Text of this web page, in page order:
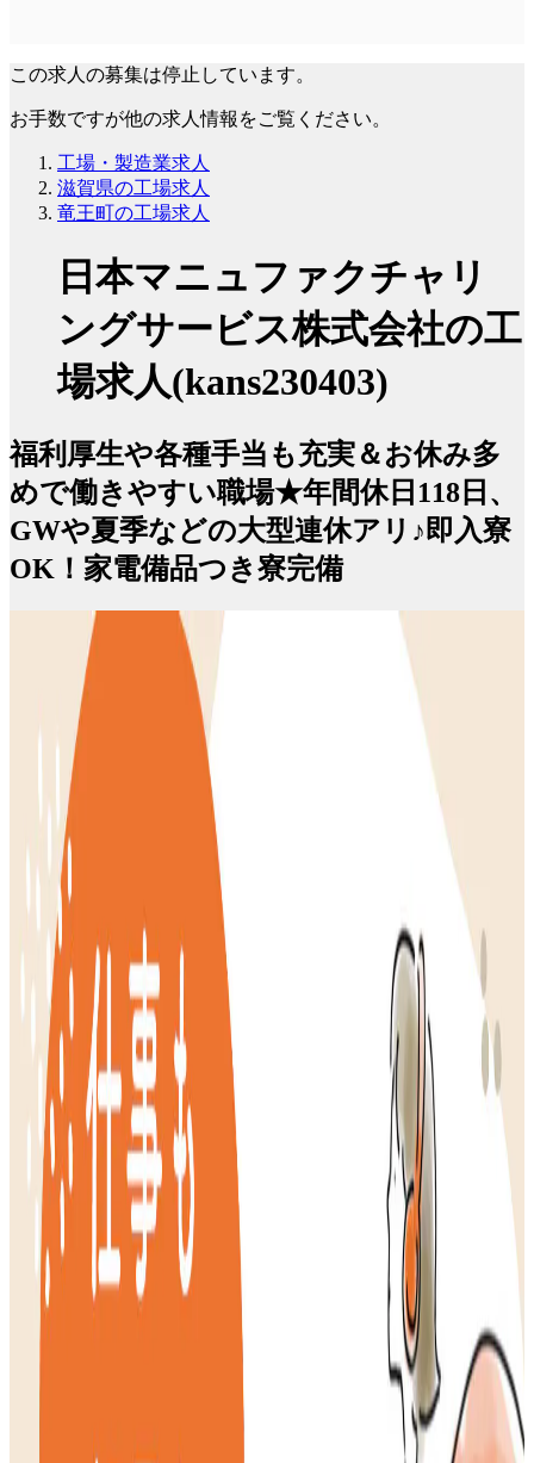
この求人の募集は停止しています。
お手数ですが他の求人情報をご覧ください。
工場・製造業求人
滋賀県の工場求人
竜王町の工場求人
日本マニュファクチャリ
ングサービス株式会社の工
場求人(kans230403)
福利厚生や各種手当も充実＆お休み多
めで働きやすい職場★年間休日118日、
GWや夏季などの大型連休アリ♪即入寮
OK！家電備品つき寮完備